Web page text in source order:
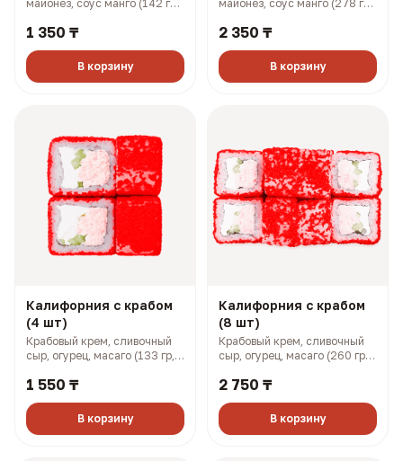
майонез, соус манго (142 гр,
1 350 ₸
В корзину
майонез, соус манго (278 гр,
2 350 ₸
В корзину
Калифорния с крабом
(4 шт)
Крабовый крем, сливочный
сыр, огурец, масаго (133 гр,
1 550 ₸
В корзину
Калифорния с крабом
(8 шт)
Крабовый крем, сливочный
сыр, огурец, масаго (260 гр,
2 750 ₸
В корзину